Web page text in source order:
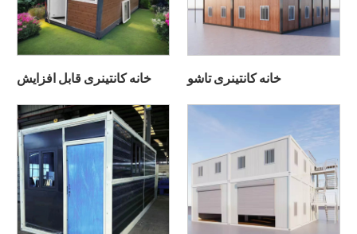
خانه کانتینری قابل افزایش خانه کانتینری تاشو